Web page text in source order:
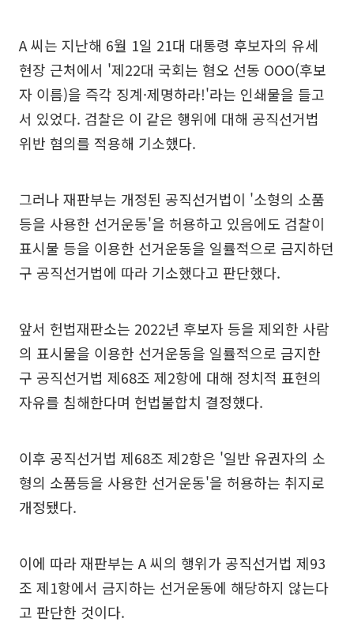
A 씨는 지난해 6월 1일 21대 대통령 후보자의 유세
현장 근처에서 '제22대 국회는 혐오 선동 OOO(후보
자 이름)을 즉각 징계·제명하라!'라는 인쇄물을 들고
서 있었다. 검찰은 이 같은 행위에 대해 공직선거법
위반 혐의를 적용해 기소했다.
그러나 재판부는 개정된 공직선거법이 '소형의 소품
등을 사용한 선거운동'을 허용하고 있음에도 검찰이
표시물 등을 이용한 선거운동을 일률적으로 금지하던
구 공직선거법에 따라 기소했다고 판단했다.
앞서 헌법재판소는 2022년 후보자 등을 제외한 사람
의 표시물을 이용한 선거운동을 일률적으로 금지한
구 공직선거법 제68조 제2항에 대해 정치적 표현의
자유를 침해한다며 헌법불합치 결정했다.
이후 공직선거법 제68조 제2항은 '일반 유권자의 소
형의 소품등을 사용한 선거운동'을 허용하는 취지로
개정됐다.
이에 따라 재판부는 A 씨의 행위가 공직선거법 제93
조 제1항에서 금지하는 선거운동에 해당하지 않는다
고 판단한 것이다.